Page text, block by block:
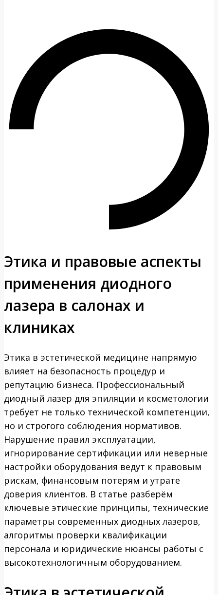
Этика и правовые аспекты
применения диодного
лазера в салонах и
клиниках
Этика в эстетической медицине напрямую
влияет на безопасность процедур и
репутацию бизнеса. Профессиональный
диодный лазер для эпиляции и косметологии
требует не только технической компетенции,
но и строгого соблюдения нормативов.
Нарушение правил эксплуатации,
игнорирование сертификации или неверные
настройки оборудования ведут к правовым
рискам, финансовым потерям и утрате
доверия клиентов. В статье разберём
ключевые этические принципы, технические
параметры современных диодных лазеров,
алгоритмы проверки квалификации
персонала и юридические нюансы работы с
высокотехнологичным оборудованием.